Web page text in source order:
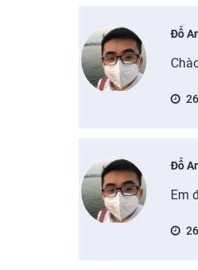
Đỗ
Đỗ
Em